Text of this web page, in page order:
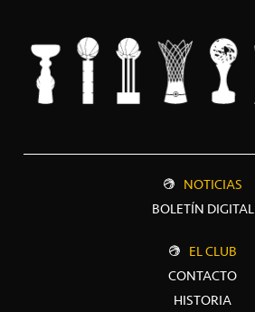
NOTICIAS
BOLETÍN DIGITAL
EL CLUB
CONTACTO
HISTORIA